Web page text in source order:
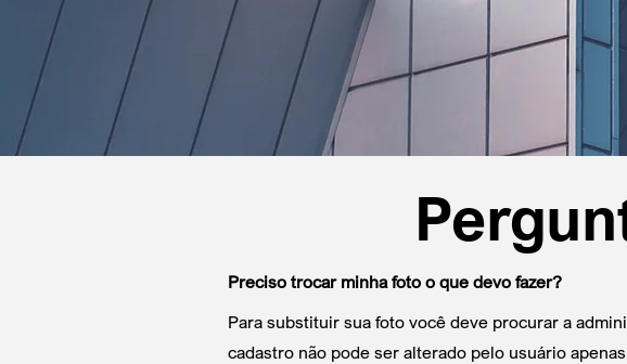
Preciso trocar minha foto o que devo fazer?
Para substituir sua foto você deve procurar a
cadastro não pode ser alterado pelo usuário